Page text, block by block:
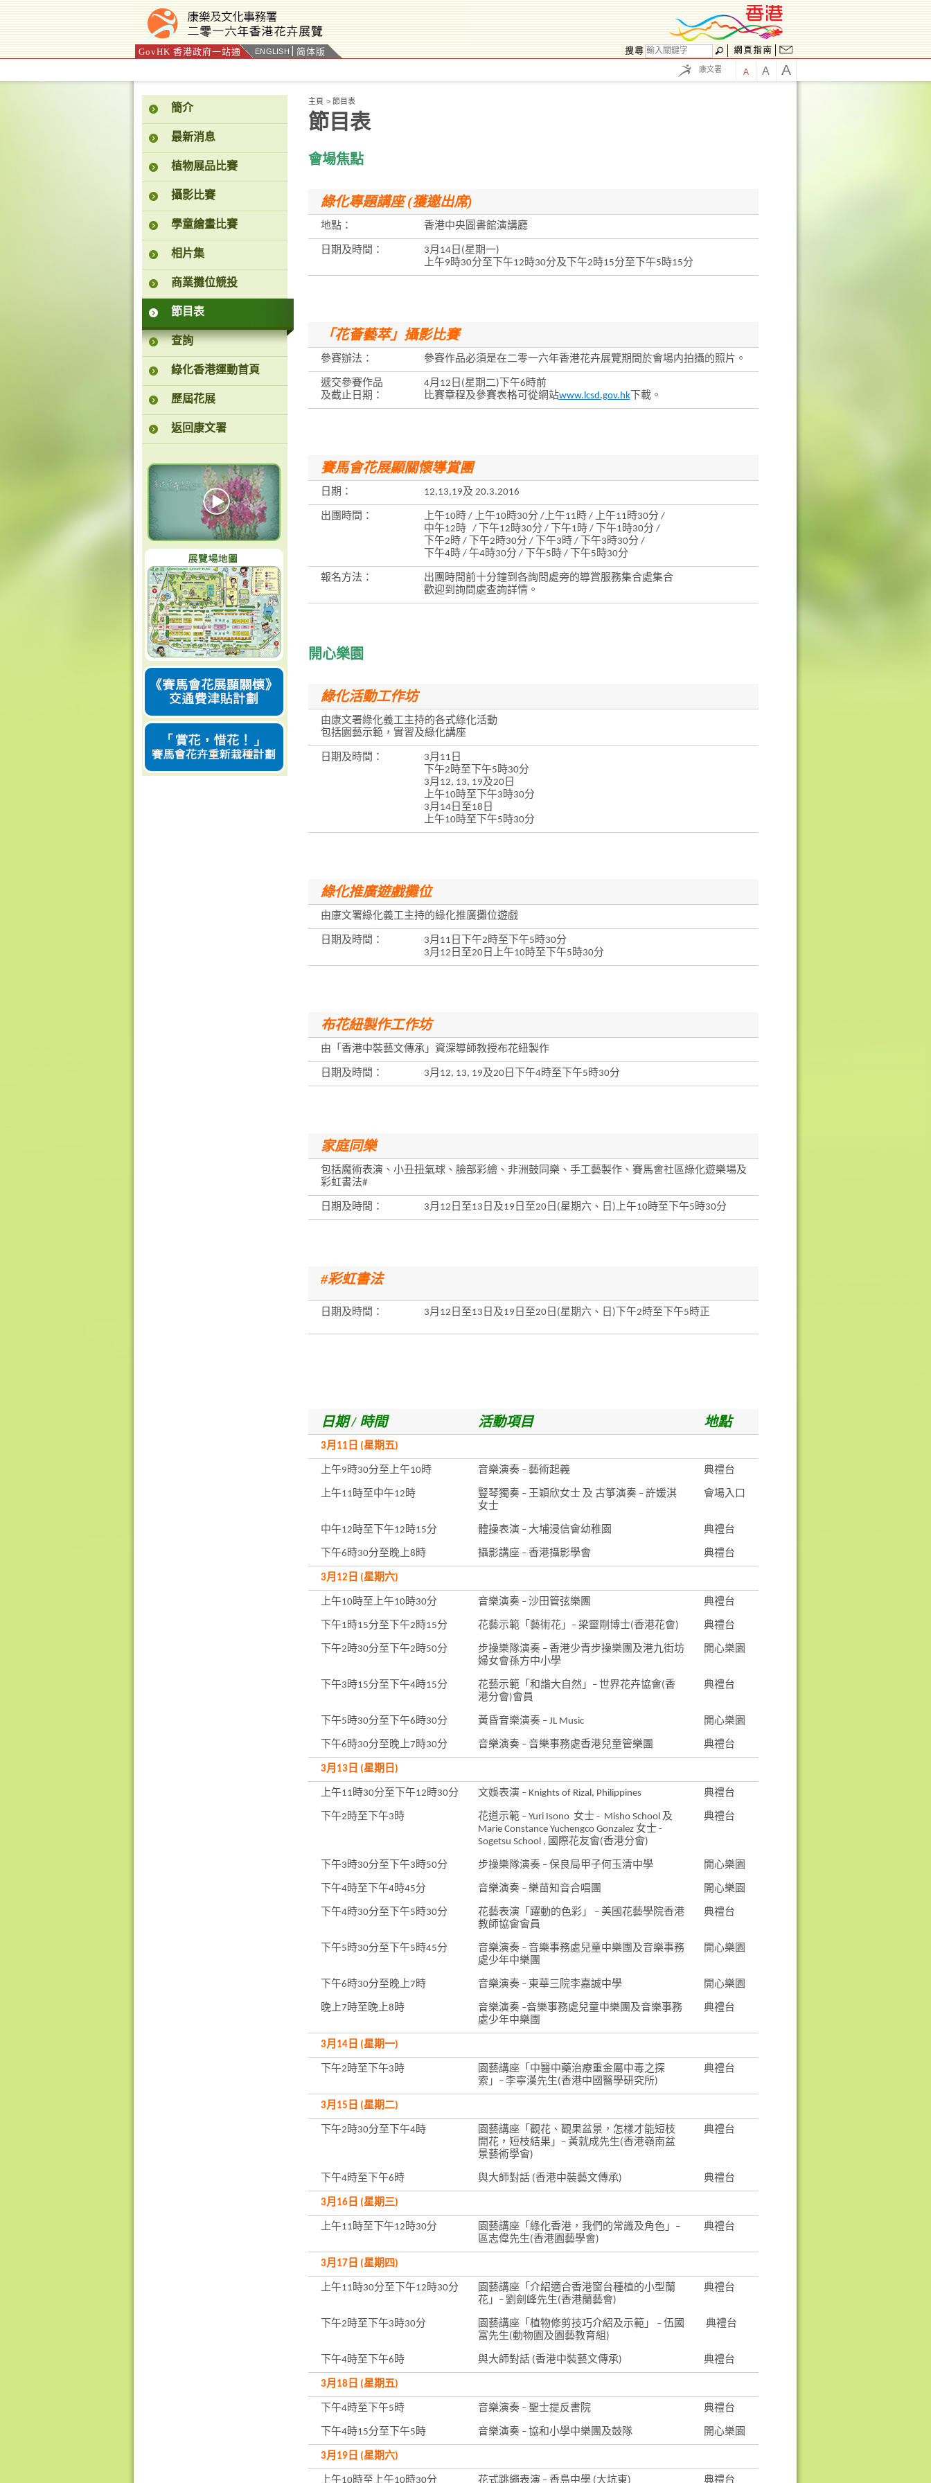
GovHK 香港政府一站通 ENGLISH 简体版
康文署 A A A
按“Tab”進入菜單
簡介
最新消息
植物展品比賽
攝影比賽
學童繪畫比賽
相片集
商業攤位競投
節目表
查詢
綠化香港運動首頁
歷屆花展
返回康文署
主頁 > 節目表
節目表
會場焦點
綠化專題講座 (獲邀出席)
地點： 香港中央圖書館演講廳
日期及時間：
3月14日(星期一)
上午9時30分至下午12時30分及下午2時15分至下午5時15分
「花薈藝萃」攝影比賽
參賽辦法： 參賽作品必須是在二零一六年香港花卉展覽期間於會場内拍攝的照片。
遞交參賽作品
及截止日期：
4月12日(星期二)下午6時前
比賽章程及參賽表格可從網站www.lcsd.gov.hk下載。
賽馬會花展顯關懷導賞團
日期： 12,13,19及 20.3.2016
出團時間：
上午10時 / 上午10時30分 /上午11時 / 上午11時30分 /
中午12時 / 下午12時30分 / 下午1時 / 下午1時30分 /
下午2時 / 下午2時30分 / 下午3時 / 下午3時30分 /
下午4時 / 午4時30分 / 下午5時 / 下午5時30分
報名方法：
出團時間前十分鐘到各詢問處旁的導賞服務集合處集合
歡迎到詢問處查詢詳情。
開心樂園
綠化活動工作坊
由康文署綠化義工主持的各式綠化活動
包括園藝示範，實習及綠化講座
日期及時間：
3月11日
下午2時至下午5時30分
3月12, 13, 19及20日
上午10時至下午3時30分
3月14日至18日
上午10時至下午5時30分
綠化推廣遊戲攤位
由康文署綠化義工主持的綠化推廣攤位遊戲
日期及時間：
3月11日下午2時至下午5時30分
3月12日至20日上午10時至下午5時30分
布花紐製作工作坊
由「香港中裝藝文傳承」資深導師教授布花紐製作
日期及時間： 3月12, 13, 19及20日下午4時至下午5時30分
家庭同樂
包括魔術表演、小丑扭氣球、臉部彩繪、非洲鼓同樂、手工藝製作、賽馬會社區綠化遊樂場及
彩虹書法#
日期及時間： 3月12日至13日及19日至20日(星期六、日)上午10時至下午5時30分
#彩虹書法
日期及時間： 3月12日至13日及19日至20日(星期六、日)下午2時至下午5時正
日期 / 時間 活動項目 地點
3月11日 (星期五)
上午9時30分至上午10時 音樂演奏 – 藝術起義 典禮台
上午11時至中午12時
豎琴獨奏 – 王穎欣女士 及 古箏演奏 – 許媛淇
女士
會場入口
中午12時至下午12時15分 體操表演 – 大埔浸信會幼稚園 典禮台
下午6時30分至晚上8時 攝影講座 – 香港攝影學會 典禮台
3月12日 (星期六)
上午10時至上午10時30分 音樂演奏 – 沙田管弦樂團 典禮台
下午1時15分至下午2時15分 花藝示範「藝術花」– 梁靈剛博士(香港花會) 典禮台
下午2時30分至下午2時50分
步操樂隊演奏 – 香港少青步操樂團及港九街坊
婦女會孫方中小學
開心樂園
下午3時15分至下午4時15分
花藝示範「和諧大自然」– 世界花卉協會(香
港分會)會員
典禮台
下午5時30分至下午6時30分 黃昏音樂演奏 – JL Music 開心樂園
下午6時30分至晚上7時30分 音樂演奏 – 音樂事務處香港兒童管樂團 典禮台
3月13日 (星期日)
上午11時30分至下午12時30分 文娛表演 – Knights of Rizal, Philippines 典禮台
下午2時至下午3時
花道示範 – Yuri Isono 女士 - Misho School 及
Marie Constance Yuchengco Gonzalez 女士 -
Sogetsu School , 國際花友會(香港分會)
典禮台
下午3時30分至下午3時50分 步操樂隊演奏 – 保良局甲子何玉清中學 開心樂園
下午4時至下午4時45分 音樂演奏 – 樂苗知音合唱團 開心樂園
下午4時30分至下午5時30分
花藝表演「躍動的色彩」 – 美國花藝學院香港
教師協會會員
典禮台
下午5時30分至下午5時45分
音樂演奏 – 音樂事務處兒童中樂團及音樂事務
處少年中樂團
開心樂園
下午6時30分至晚上7時 音樂演奏 – 東華三院李嘉誠中學 開心樂園
晚上7時至晚上8時
音樂演奏 –音樂事務處兒童中樂團及音樂事務
處少年中樂團
典禮台
3月14日 (星期一)
下午2時至下午3時
園藝講座「中醫中藥治療重金屬中毒之探
索」– 李寧漢先生(香港中國醫學研究所)
典禮台
3月15日 (星期二)
下午2時30分至下午4時
園藝講座「觀花、觀果盆景，怎樣才能短枝
開花，短枝結果」– 黃就成先生(香港嶺南盆
景藝術學會)
典禮台
下午4時至下午6時 與大師對話 (香港中裝藝文傳承) 典禮台
3月16日 (星期三)
上午11時至下午12時30分
園藝講座「綠化香港，我們的常識及角色」–
區志偉先生(香港園藝學會)
典禮台
3月17日 (星期四)
上午11時30分至下午12時30分
園藝講座「介紹適合香港窗台種植的小型蘭
花」– 劉劍峰先生(香港蘭藝會)
典禮台
下午2時至下午3時30分
園藝講座「植物修剪技巧介紹及示範」 – 伍國
富先生(動物園及園藝教育組)
典禮台
下午4時至下午6時 與大師對話 (香港中裝藝文傳承) 典禮台
3月18日 (星期五)
下午4時至下午5時 音樂演奏 – 聖士提反書院 典禮台
下午4時15分至下午5時 音樂演奏 – 協和小學中樂團及鼓隊 開心樂園
3月19日 (星期六)
上午10時至上午10時30分 花式跳繩表演 – 香島中學 (大坑東) 典禮台